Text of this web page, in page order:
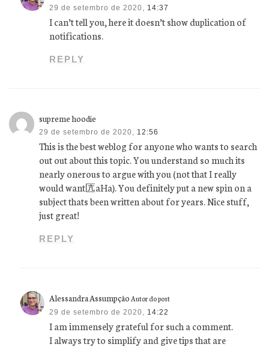
29 de setembro de 2020, 14:37
I can’t tell you, here it doesn’t show duplication of
notifications.
REPLY
supreme hoodie
29 de setembro de 2020, 12:56
This is the best weblog for anyone who wants to search
out out about this topic. You understand so much its
nearly onerous to argue with you (not that I really
would want匟aHa). You definitely put a new spin on a
subject thats been written about for years. Nice stuff,
just great!
REPLY
Alessandra Assumpção Autor do post
29 de setembro de 2020, 14:22
I am immensely grateful for such a comment.
I always try to simplify and give tips that are